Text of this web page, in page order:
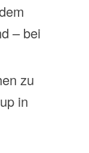
– bei
zu
in